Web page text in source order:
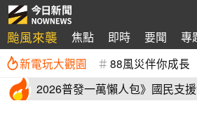
颱風來襲 焦點 即時 要聞 專
新電玩大觀園 88風災伴你成長
2026普發一萬懶人包》國民支